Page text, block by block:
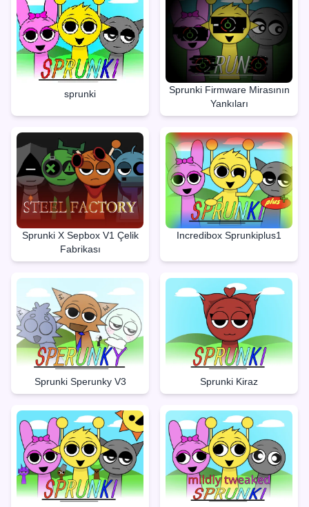
sprunki
Sprunki Firmware Mirasının
Yankıları
Sprunki X Sepbox V1 Çelik
Fabrikası
Incredibox Sprunkiplus1
Sprunki Sperunky V3 Sprunki Kiraz